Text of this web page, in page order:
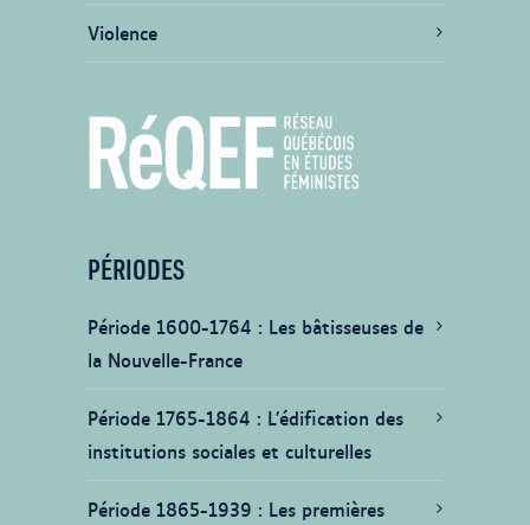
Violence
PÉRIODES
Période 1600-1764
Les bâtisseuses de
la Nouvelle-France
Période 1765-1864
L’édification des
institutions sociales et culturelles
Période 1865-1939
Les premières